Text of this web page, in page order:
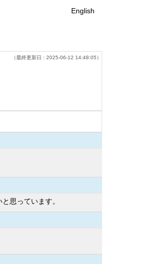
English
（最終更新日 : 2025-06-12 14:48:05）
思っています。